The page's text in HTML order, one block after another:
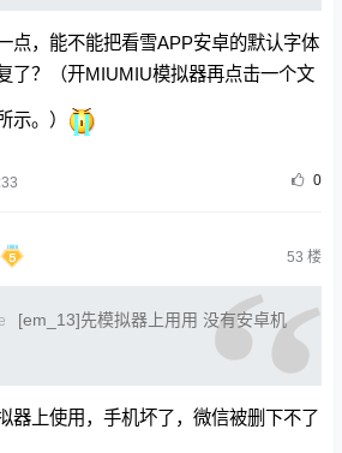
点，能不能把看雪APP安卓的默认字体
了？（开MIUMIU模拟器再点击一个文
示。）
0
53 楼
[em_13]先模拟器上用用 没有安卓机
器上使用，手机坏了，微信被删下不了